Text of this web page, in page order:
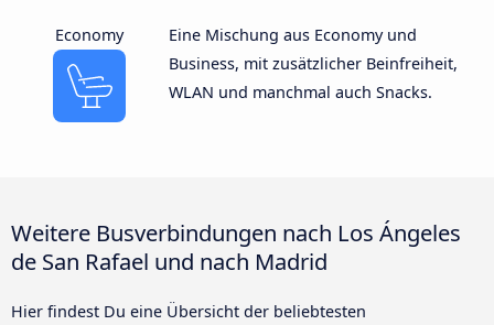
Economy
Eine Mischung aus Economy und
Business, mit zusätzlicher Beinfreiheit,
WLAN und manchmal auch Snacks.
Weitere Busverbindungen nach Los Ángeles
de San Rafael und nach Madrid
Hier findest Du eine Übersicht der beliebtesten